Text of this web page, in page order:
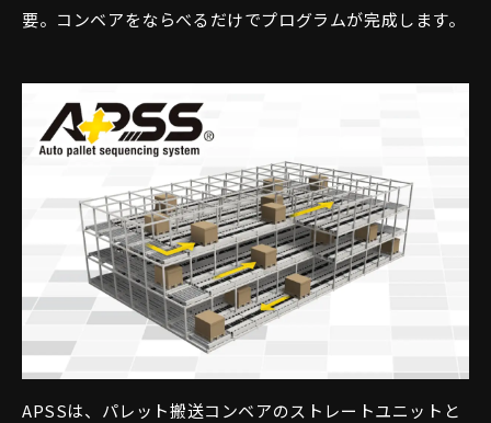
要。コンベアをならべるだけでプログラムが完成します。
APSSは、パレット搬送コンベアのストレートユニットと